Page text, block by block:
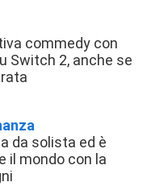
commedy con
Switch 2, anche se
da solista ed è
il mondo con la